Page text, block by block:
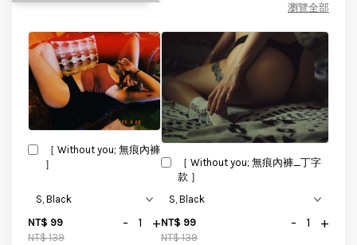
瀏覽全部
［ Without you; 無痕內褲
］
NT$ 99
NT$ 139
- +
［ Without you; 無痕內褲_丁字
款 ］
NT$ 99
NT$ 139
- +